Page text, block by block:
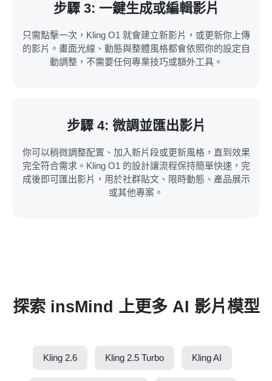
步驟 3: 一鍵生成或編輯影片
只需點擊一次，Kling O1 就會建立新影片，或更新你上傳
的影片。畫面光線、動態與整體風格都會依照你的設定自
動調整，不需要任何專業技巧或額外工具。
步驟 4: 微調並匯出影片
你可以稍微調整配置、加入新片段或更新風格，直到效果
完全符合需求。Kling O1 的設計讓流程保持簡單快速，完
成後即可匯出影片，用於社群貼文、限時動態、產品展示
或其他專案。
探索 insMind 上更多 AI 影片模型
Kling 2.6 Kling 2.5 Turbo Kling AI